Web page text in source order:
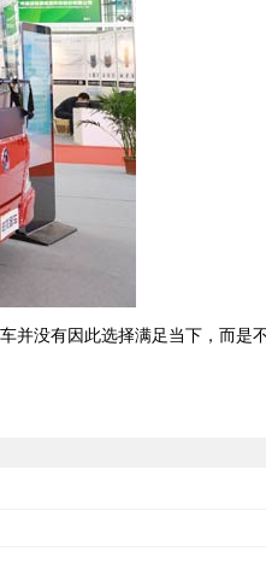
并没有因此选择满足当下，而是